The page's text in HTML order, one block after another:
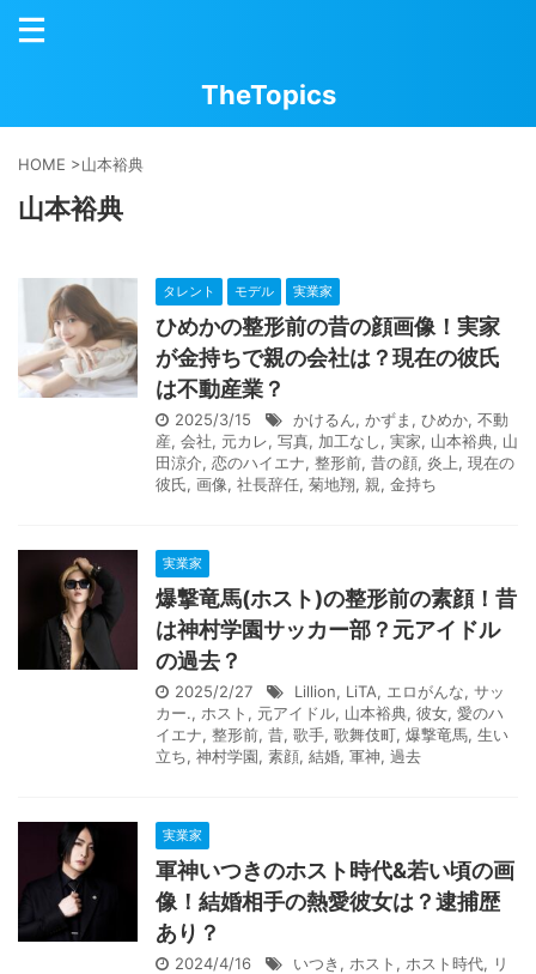
TheTopics
HOME >山本裕典
山本裕典
タレント モデル 実業家
ひめかの整形前の昔の顔画像！実家
が金持ちで親の会社は？現在の彼氏
は不動産業？
2025/3/15 かけるん, かずま , ひめか, 不動
産, 会社, 元カレ, 写真, 加工なし, 実家, 山本裕典, 山
田涼介, 恋のハイエナ, 整形前, 昔の顔, 炎上, 現在の
彼氏, 画像, 社長辞任, 菊地翔, 親, 金持ち
実業家
爆撃竜馬(ホスト)の整形前の素顔！昔
は神村学園サッカー部？元アイドル
の過去？
2025/2/27 Lillion, LiTA, エロがんな, サッ
カー., ホスト , 元アイドル, 山本裕典, 彼女, 愛のハ
イエナ, 整形前, 昔, 歌手, 歌舞伎町, 爆撃竜馬, 生い
立ち, 神村学園, 素顔, 結婚, 軍神, 過去
実業家
軍神いつきのホスト時代&若い頃の画
像！結婚相手の熱愛彼女は？逮捕歴
あり？
2024/4/16 いつき , ホスト , ホスト時代, リ